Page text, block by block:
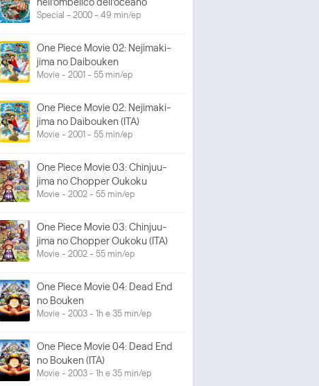
Special - 2000 - 49 min/ep
One Piece Movie 02: Nejimaki-
jima no Daibouken
Movie - 2001 - 55 min/ep
One Piece Movie 02: Nejimaki-
jima no Daibouken (ITA)
Movie - 2001 - 55 min/ep
One Piece Movie 03: Chinjuu-
jima no Chopper Oukoku
Movie - 2002 - 55 min/ep
One Piece Movie 03: Chinjuu-
jima no Chopper Oukoku (ITA)
Movie - 2002 - 55 min/ep
One Piece Movie 04: Dead End
no Bouken
Movie - 2003 - 1h e 35 min/ep
One Piece Movie 04: Dead End
no Bouken (ITA)
Movie - 2003 - 1h e 35 min/ep